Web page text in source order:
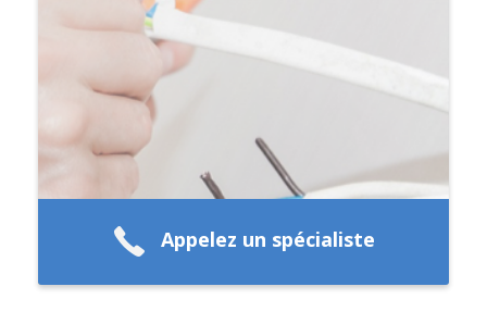
Appelez un spécialiste